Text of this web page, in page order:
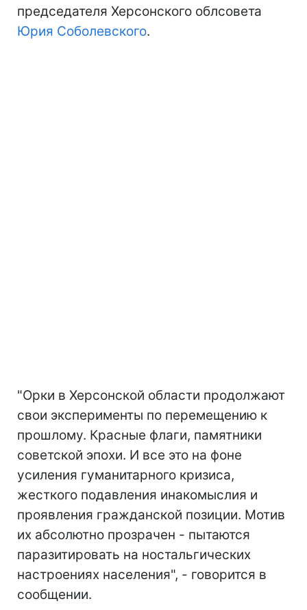
председателя Херсонского облсовета
Юрия Соболевского.
"Орки в Херсонской области продолжают
свои эксперименты по перемещению к
прошлому. Красные флаги, памятники
советской эпохи. И все это на фоне
усиления гуманитарного кризиса,
жесткого подавления инакомыслия и
проявления гражданской позиции. Мотив
их абсолютно прозрачен - пытаются
паразитировать на ностальгических
настроениях населения", - говорится в
сообщении.